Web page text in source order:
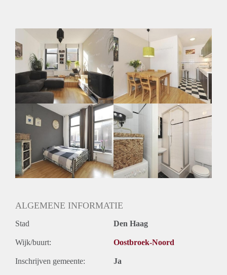
Mogelijk
Inkomen eis
2,8 X Maandhuur Bruto
Huurtermijn
Onbepaalde termijn
Oplevering
Gestoffeerd
ALGEMENE INFORMATIE
Stad Den Haag
Wijk/buurt: Oostbroek-Noord
Inschrijven gemeente: Ja